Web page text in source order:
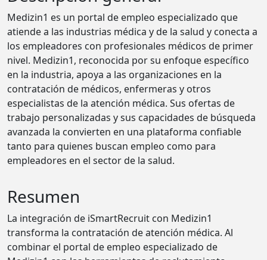
Medizin1 es un portal de empleo especializado que
atiende a las industrias médica y de la salud y conecta a
los empleadores con profesionales médicos de primer
nivel. Medizin1, reconocida por su enfoque específico
en la industria, apoya a las organizaciones en la
contratación de médicos, enfermeras y otros
especialistas de la atención médica. Sus ofertas de
trabajo personalizadas y sus capacidades de búsqueda
avanzada la convierten en una plataforma confiable
tanto para quienes buscan empleo como para
empleadores en el sector de la salud.
Resumen
La integración de iSmartRecruit con Medizin1
transforma la contratación de atención médica. Al
combinar el portal de empleo especializado de